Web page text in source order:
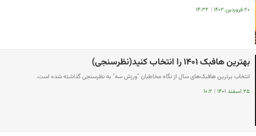
۲۰ فروردین ۱۴۰۲ | ۱۴:۳۲
بهترین هافبک ۱۴۰۱ را انتخاب کنید(نظرسنجی)
انتخاب برترین هافبک‌های سال از نگاه مخاطبان "ورزش سه" به نظرسنجی گذاشته شده است.
۲۵ اسفند ۱۴۰۱ | ۱۰:۲